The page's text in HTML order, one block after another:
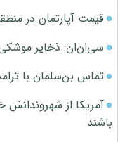
قیمت آپارتمان در منطقه 22 تهران چقدر
سی‌ان‌ان: ذخایر
تماس بن‌سلمان با
آمریکا از شهروندانش
باشند